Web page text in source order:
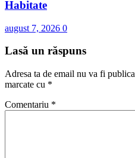
Habitate
august 7, 2026 0
Lasă un răspuns
Adresa ta de email nu va fi
marcate cu *
Comentariu *